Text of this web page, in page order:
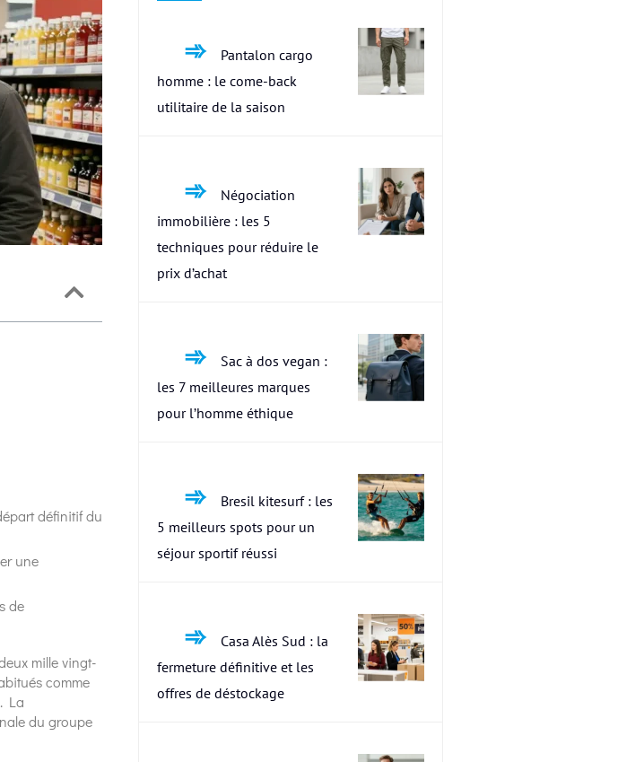
définitif du
une
de
mille vingt-
comme
La
du groupe
Pantalon cargo
homme : le come-back
utilitaire de la saison
Négociation
immobilière : les 5
techniques pour réduire le
prix d’achat
Sac à dos vegan :
les 7 meilleures marques
pour l’homme éthique
Bresil kitesurf : les
5 meilleurs spots pour un
séjour sportif réussi
Casa Alès Sud : la
fermeture définitive et les
offres de déstockage